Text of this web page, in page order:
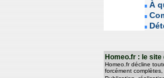
À
Homeo.fr : le
Homeo.fr décline
forcément